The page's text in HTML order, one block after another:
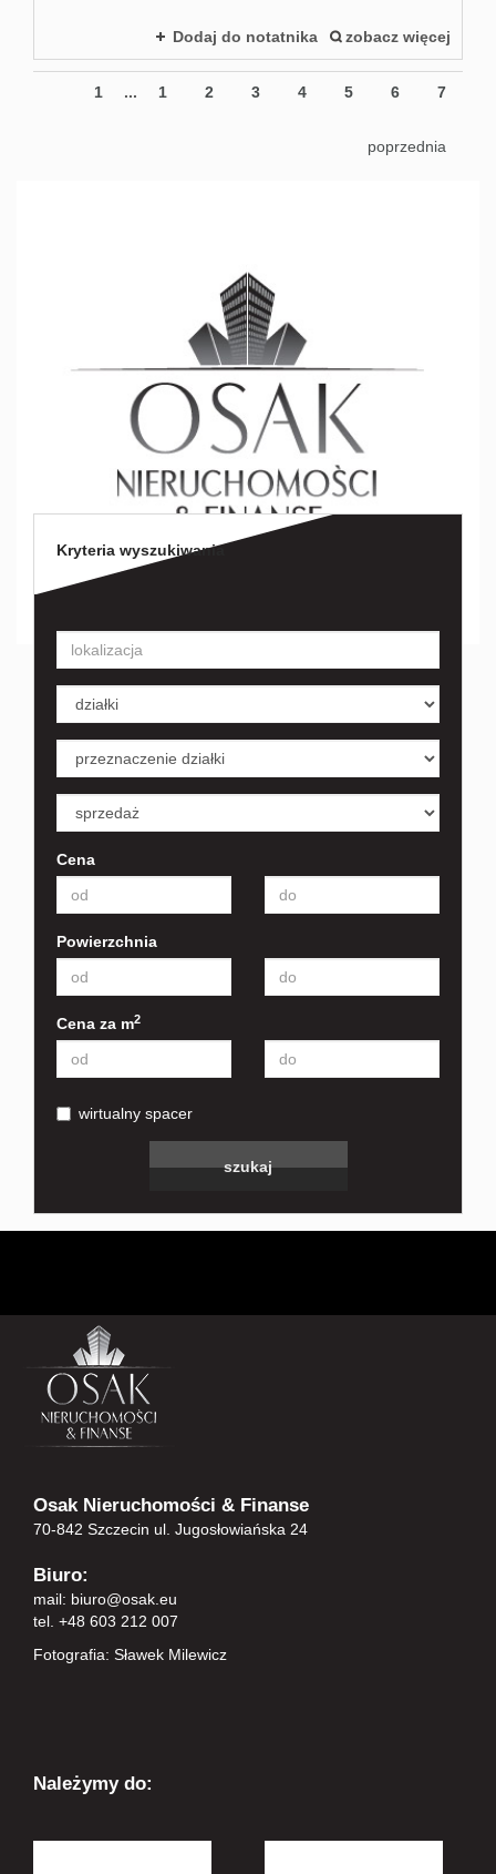
Dodaj do notatnika zobacz więcej
1 ... 1 2 3 4 5 6 7
poprzednia
Kryteria wyszukiwania
Cena
Powierzchnia
Cena za m2
wirtualny spacer
Osak Nieruchomości & Finanse
70-842 Szczecin ul. Jugosłowiańska 24
Biuro:
mail: biuro@osak.eu
tel. +48 603 212 007
Fotografia: Sławek Milewicz
Należymy do: